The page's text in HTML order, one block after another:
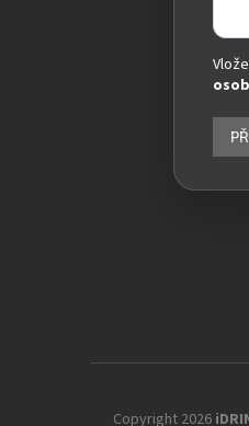
Copyright 2026